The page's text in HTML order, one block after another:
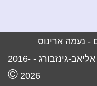
- נעמה ארינוס
גינזבורג - 2016-
2026
©